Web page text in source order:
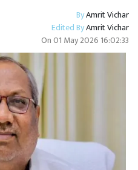
ByAmrit Vichar
Edited ByAmrit Vichar
On01 May 2026 16:02:33